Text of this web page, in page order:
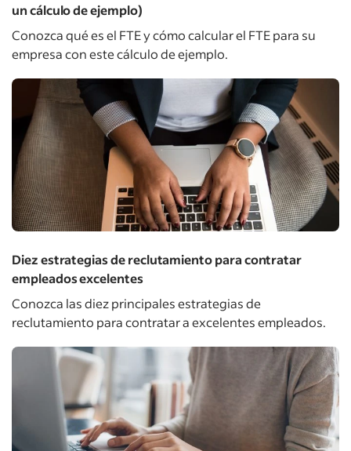
un cálculo de ejemplo)
Conozca qué es el FTE y cómo calcular el FTE para su
empresa con este cálculo de ejemplo.
Diez estrategias de reclutamiento para contratar
empleados excelentes
Conozca las diez principales estrategias de
reclutamiento para contratar a excelentes empleados.